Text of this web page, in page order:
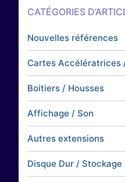
CATÉGORIES
Nouvelles références
Cartes Accélératrices
Boitiers / Housses
Affichage / Son
Autres extensions
Disque Dur / Stockage